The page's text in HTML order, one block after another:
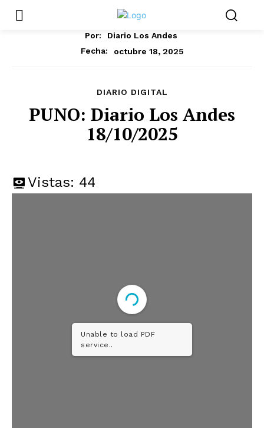
Por:
Diario Los Andes
Fecha:
octubre 18, 2025
DIARIO DIGITAL
PUNO: Diario Los Andes
18/10/2025
Vistas: 44
Unable to load PDF
service..